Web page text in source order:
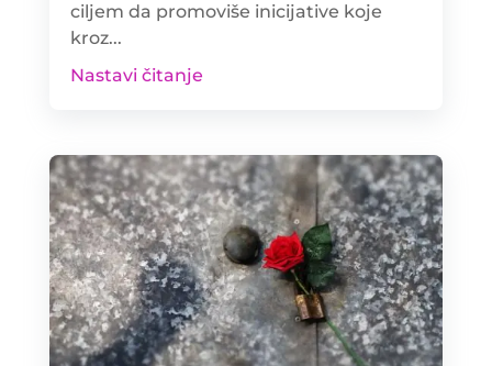
ciljem da promoviše inicijative koje
kroz...
Nastavi čitanje